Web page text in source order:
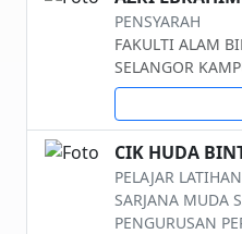
PENSYARAH
FAKULTI ALAM
SELANGOR
CIK HUDA
PELAJAR
SARJANA MUDA
PENGURUSAN